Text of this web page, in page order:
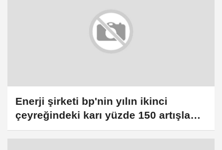
Enerji şirketi bp'nin yılın ikinci
çeyreğindeki karı yüzde 150 artışla
5,7 milyar dolar oldu